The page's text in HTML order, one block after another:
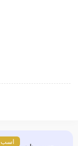
اسب